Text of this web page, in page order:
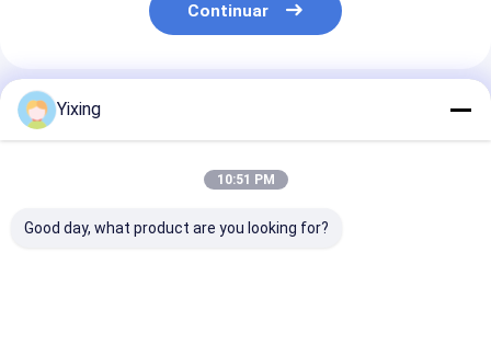
Continuar
Productos Recomendados
Yixing
10:51 PM
Good day, what product are you looking for?